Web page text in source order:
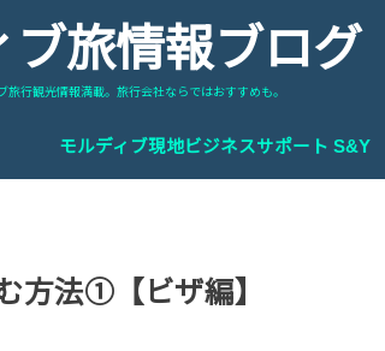
ブ旅情報ブログ
旅行観光情報満載。旅行会社ならではおすすめも。
モルディブ現地ビジネスサポート S&Y
方法①【ビザ編】